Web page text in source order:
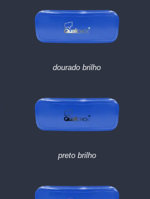
dourado brilho
preto brilho